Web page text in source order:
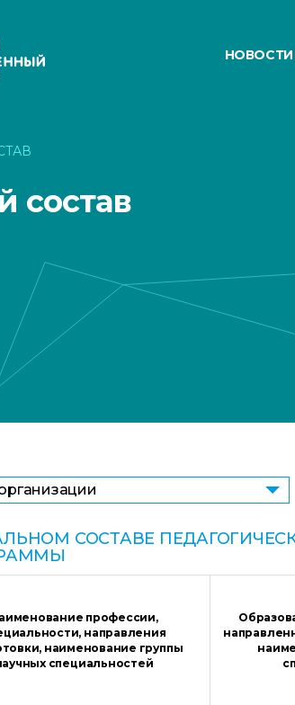
НОВОСТИ
состав
СОСТАВЕ
профессии,
направления
наименование группы
специальностей